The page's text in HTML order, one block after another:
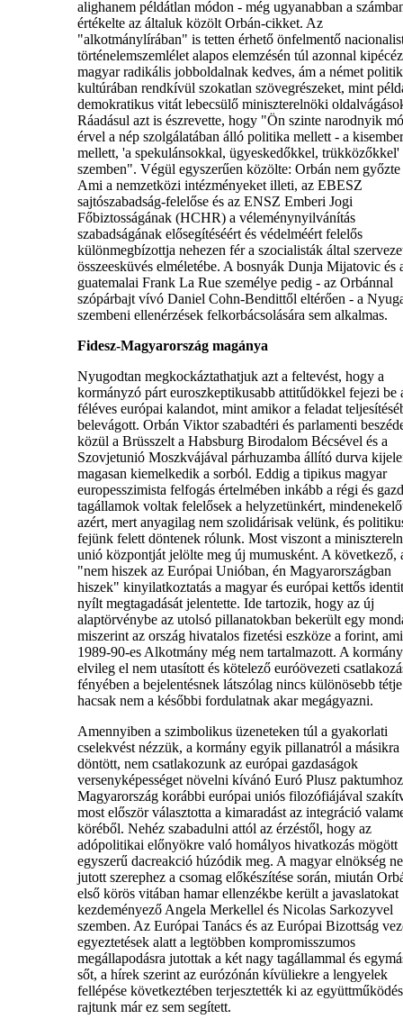
alighanem példátlan módon - még ugyanabban a
értékelte az általuk közölt Orbán-cikket. Az
"alkotmánylírában" is tetten érhető önfelmentő
történelemszemlélet alapos elemzésén túl azonnal
magyar radikális jobboldalnak kedves, ám a német
kultúrában rendkívül szokatlan szövegrészeket, mint
demokratikus vitát lebecsülő miniszterelnöki
Ráadásul azt is észrevette, hogy "Ön szinte narodnyik
érvel a nép szolgálatában álló politika mellett - a kisember
mellett, 'a spekulánsokkal, ügyeskedőkkel, trükközőkkel'
szemben". Végül egyszerűen közölte: Orbán nem győzte
Ami a nemzetközi intézményeket illeti, az EBESZ
sajtószabadság-felelőse és az ENSZ Emberi Jogi
Főbiztosságának (HCHR) a véleménynyilvánítás
szabadságának elősegítéséért és védelméért felelős
különmegbízottja nehezen fér a szocialisták által
összeesküvés elméletébe. A bosnyák Dunja Mijatovic és
guatemalai Frank La Rue személye pedig - az Orbánnal
szópárbajt vívó Daniel Cohn-Bendittől eltérően - a
szembeni ellenérzések felkorbácsolására sem alkalmas.
Fidesz-Magyarország magánya
Nyugodtan megkockáztathatjuk azt a feltevést, hogy a
kormányzó párt euroszkeptikusabb attitűdökkel fejezi be
féléves európai kalandot, mint amikor a feladat
belevágott. Orbán Viktor szabadtéri és parlamenti
közül a Brüsszelt a Habsburg Birodalom Bécsével és a
Szovjetunió Moszkvájával párhuzamba állító durva
magasan kiemelkedik a sorból. Eddig a tipikus magyar
europesszimista felfogás értelmében inkább a régi és
tagállamok voltak felelősek a helyzetünkért,
azért, mert anyagilag nem szolidárisak velünk, és
fejünk felett döntenek rólunk. Most viszont a
unió központját jelölte meg új mumusként. A következő,
"nem hiszek az Európai Unióban, én Magyarországban
hiszek" kinyilatkoztatás a magyar és európai kettős
nyílt megtagadását jelentette. Ide tartozik, hogy az új
alaptörvénybe az utolsó pillanatokban bekerült egy
miszerint az ország hivatalos fizetési eszköze a forint,
1989-90-es Alkotmány még nem tartalmazott. A
elvileg el nem utasított és kötelező euróövezeti
fényében a bejelentésnek látszólag nincs különösebb
hacsak nem a későbbi fordulatnak akar megágyazni.
Amennyiben a szimbolikus üzeneteken túl a gyakorlati
cselekvést nézzük, a kormány egyik pillanatról a
döntött, nem csatlakozunk az európai gazdaságok
versenyképességet növelni kívánó Euró Plusz
Magyarország korábbi európai uniós filozófiájával
most először választotta a kimaradást az integráció
köréből. Nehéz szabadulni attól az érzéstől, hogy az
adópolitikai előnyökre való homályos hivatkozás mögött
egyszerű dacreakció húzódik meg. A magyar elnökség
jutott szerephez a csomag előkészítése során, miután
első körös vitában hamar ellenzékbe került a javaslatokat
kezdeményező Angela Merkellel és Nicolas Sarkozyvel
szemben. Az Európai Tanács és az Európai Bizottság
egyeztetések alatt a legtöbben kompromisszumos
megállapodásra jutottak a két nagy tagállammal és
sőt, a hírek szerint az eurózónán kívüliekre a lengyelek
fellépése következtében terjesztették ki az
rajtunk már ez sem segített.